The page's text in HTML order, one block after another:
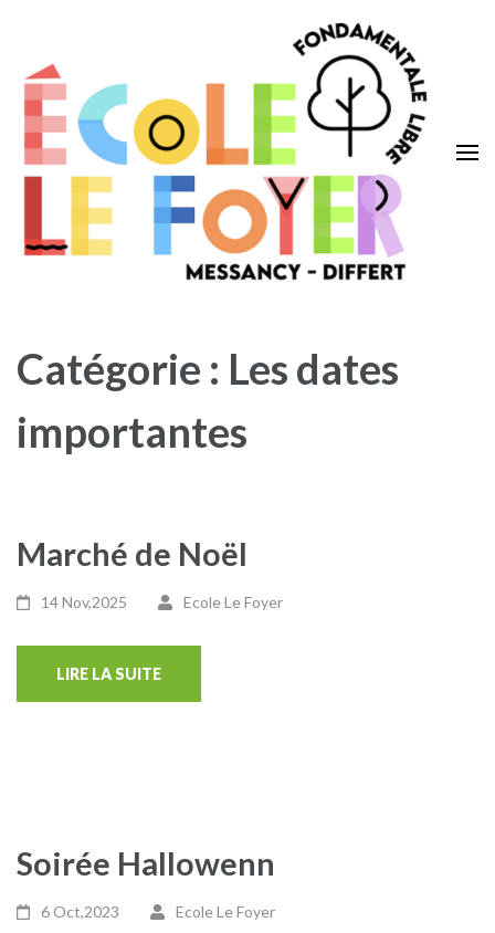
contenu
(Pressez
Entrée)
Catégorie : Les dates
importantes
Marché de Noël
14 Nov,2025 Ecole Le Foyer
LIRE LA SUITE
Soirée Hallowenn
6 Oct,2023 Ecole Le Foyer